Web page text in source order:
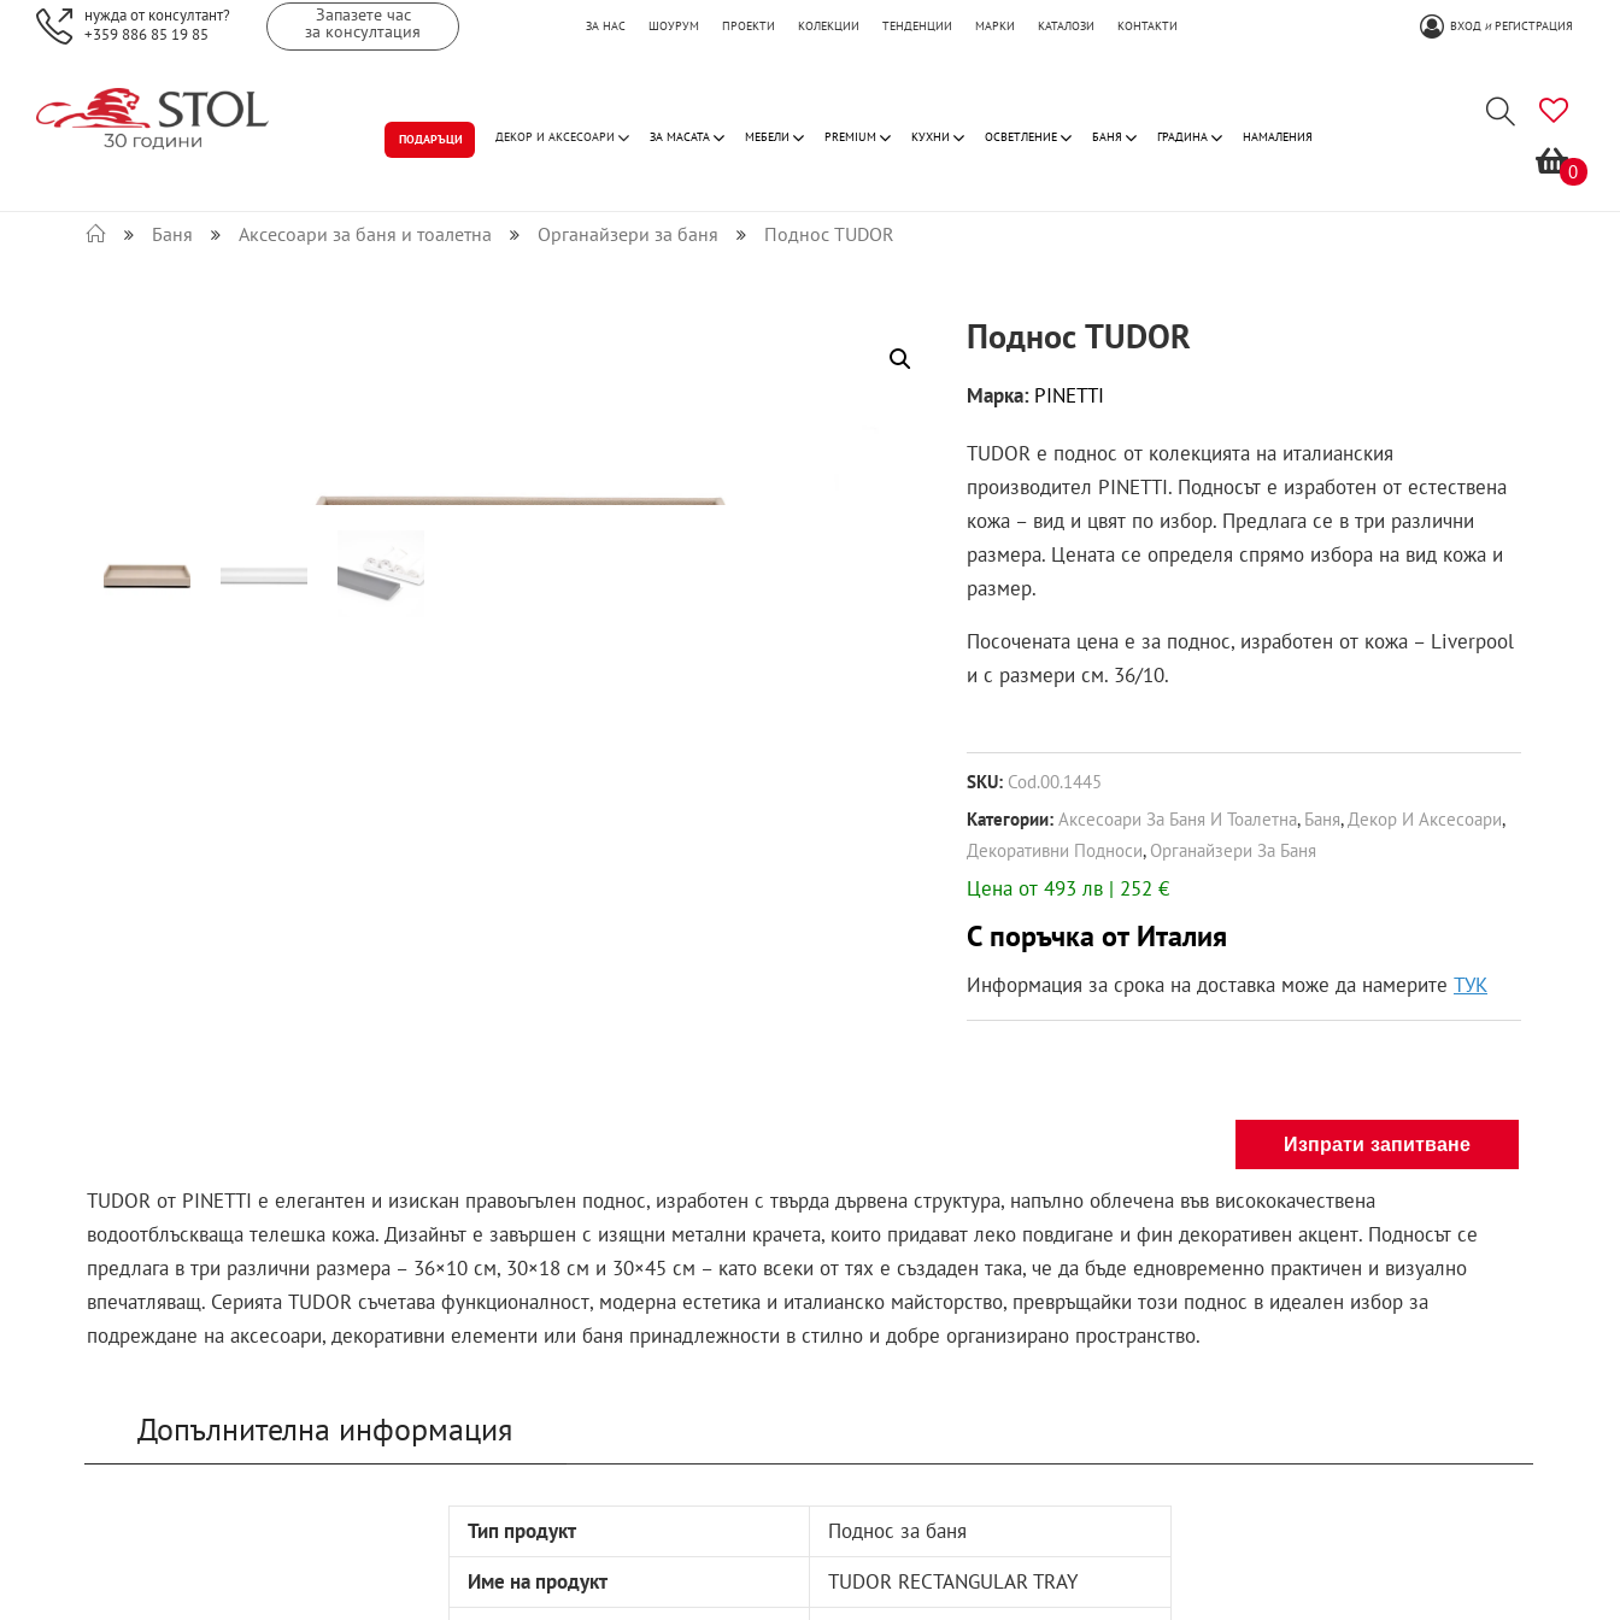
нужда от консултант?
+359 886 85 19 85
Запазете час
за консултация ЗА НАС ШОУРУМ ПРОЕКТИ КОЛЕКЦИИ ТЕНДЕНЦИИ МАРКИ КАТАЛОЗИ КОНТАКТИ ВХОДИРЕГИСТРАЦИЯ
ПОДАРЪЦИ ДЕКОР И АКСЕСОАРИ ЗА МАСАТА МЕБЕЛИ PREMIUM КУХНИ ОСВЕТЛЕНИЕ БАНЯ ГРАДИНА НАМАЛЕНИЯ
0
Баня Аксесоари за баня и тоалетна Органайзери за баня Поднос TUDOR
Поднос TUDOR
Марка: PINETTI
TUDOR е поднос от колекцията на италианския
производител PINETTI. Подносът е изработен от естествена
кожа – вид и цвят по избор. Предлага се в три различни
размера. Цената се определя спрямо избора на вид кожа и
размер.
Посочената цена е за поднос, изработен от кожа – Liverpool
и с размери см. 36/10.
SKU: Cod.00.1445
Категории: Аксесоари За Баня И Тоалетна, Баня,Декор И Аксесоари,
Декоративни Подноси, Органайзери За Баня
Цена от 493 лв | 252 €
С поръчка от Италия
Информация за срока на доставка може да намерите ТУК
Изпрати запитване
TUDOR от PINETTI е елегантен и изискан правоъгълен поднос, изработен с твърда дървена структура, напълно облечена във висококачествена
водоотблъскваща телешка кожа. Дизайнът е завършен с изящни метални крачета, които придават леко повдигане и фин декоративен акцент. Подносът се
предлага в три различни размера – 36×10 см, 30×18 см и 30×45 см – като всеки от тях е създаден така, че да бъде едновременно практичен и визуално
впечатляващ. Серията TUDOR съчетава функционалност, модерна естетика и италианско майсторство, превръщайки този поднос в идеален избор за
подреждане на аксесоари, декоративни елементи или баня принадлежности в стилно и добре организирано пространство.
Допълнителна информация
Тип продукт
Поднос за баня
Име на продукт
TUDOR RECTANGULAR TRAY